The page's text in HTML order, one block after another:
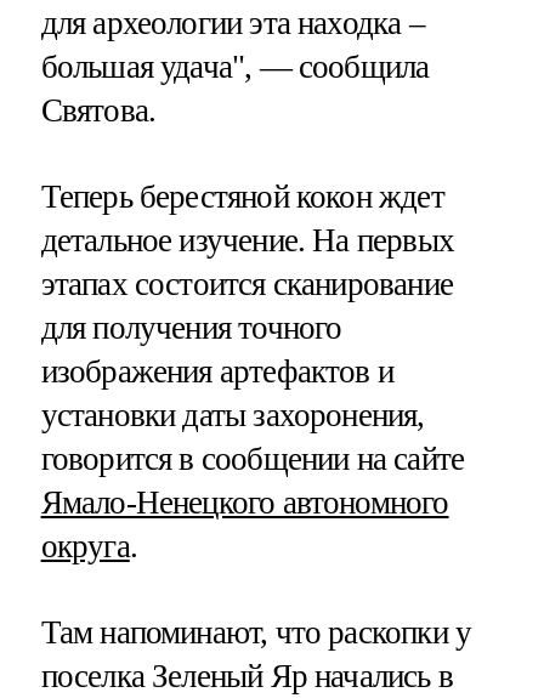
для археологии эта находка –
большая удача", — сообщила
Святова.
Теперь берестяной кокон ждет
детальное изучение. На первых
этапах состоится сканирование
для получения точного
изображения артефактов и
установки даты захоронения,
говорится в сообщении на сайте
Ямало-Ненецкого автономного
округа.
Там напоминают, что раскопки у
поселка Зеленый Яр начались в